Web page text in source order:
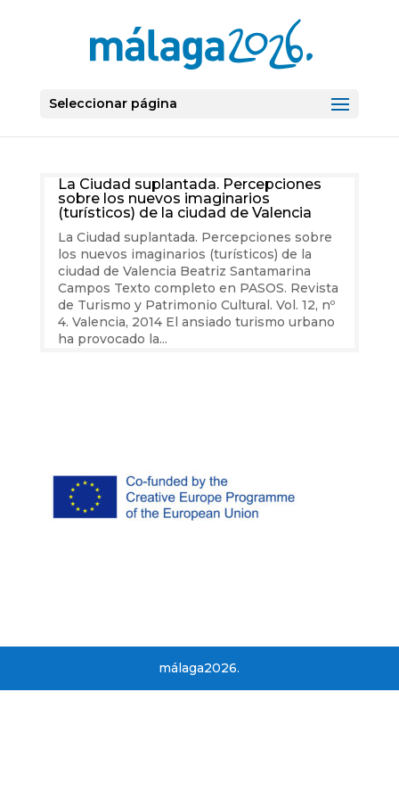
Seleccionar página
La Ciudad suplantada. Percepciones
sobre los nuevos imaginarios
(turísticos) de la ciudad de Valencia
La Ciudad suplantada. Percepciones sobre
los nuevos imaginarios (turísticos) de la
ciudad de Valencia Beatriz Santamarina
Campos Texto completo en PASOS. Revista
de Turismo y Patrimonio Cultural. Vol. 12, nº
4. Valencia, 2014 El ansiado turismo urbano
ha provocado la...
málaga2026.